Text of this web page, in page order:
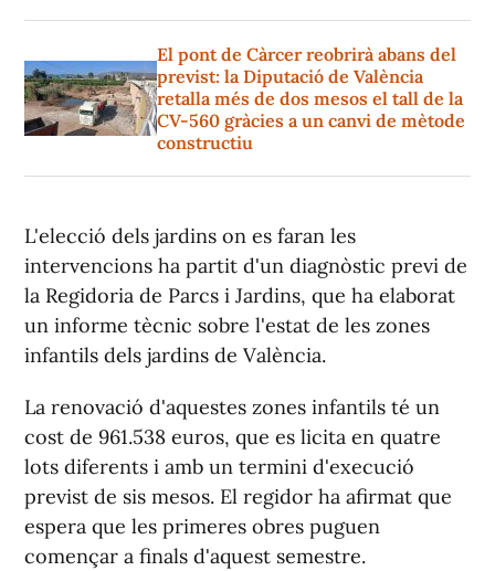
El pont de Càrcer reobrirà abans del
previst: la Diputació de València
retalla més de dos mesos el tall de la
CV-560 gràcies a un canvi de mètode
constructiu
L'elecció dels jardins on es faran les
intervencions ha partit d'un diagnòstic previ de
la Regidoria de Parcs i Jardins, que ha elaborat
un informe tècnic sobre l'estat de les zones
infantils dels jardins de València.
La renovació d'aquestes zones infantils té un
cost de 961.538 euros, que es licita en quatre
lots diferents i amb un termini d'execució
previst de sis mesos. El regidor ha afirmat que
espera que les primeres obres puguen
començar a finals d'aquest semestre.